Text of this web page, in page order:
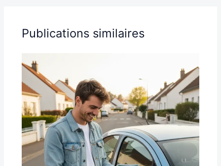
Publications similaires